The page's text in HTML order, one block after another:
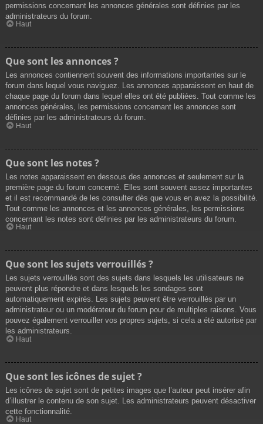
permissions concernant les annonces générales sont définies par les
administrateurs du forum.
Haut
Que sont les annonces ?
Les annonces contiennent souvent des informations importantes sur le
forum dans lequel vous naviguez. Les annonces apparaissent en haut de
chaque page du forum dans lequel elles ont été publiées. Tout comme les
annonces générales, les permissions concernant les annonces sont
définies par les administrateurs du forum.
Haut
Que sont les notes ?
Les notes apparaissent en dessous des annonces et seulement sur la
première page du forum concerné. Elles sont souvent assez importantes
et il est recommandé de les consulter dès que vous en avez la possibilité.
Tout comme les annonces et les annonces générales, les permissions
concernant les notes sont définies par les administrateurs du forum.
Haut
Que sont les sujets verrouillés ?
Les sujets verrouillés sont des sujets dans lesquels les utilisateurs ne
peuvent plus répondre et dans lesquels les sondages sont
automatiquement expirés. Les sujets peuvent être verrouillés par un
administrateur ou un modérateur du forum pour de multiples raisons. Vous
pouvez également verrouiller vos propres sujets, si cela a été autorisé par
les administrateurs.
Haut
Que sont les icônes de sujet ?
Les icônes de sujet sont de petites images que l’auteur peut insérer afin
d’illustrer le contenu de son sujet. Les administrateurs peuvent désactiver
cette fonctionnalité.
Haut